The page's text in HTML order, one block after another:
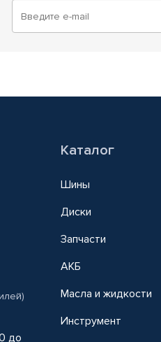
до
Каталог
Шины
Диски
Запчасти
АКБ
Масла и жидкости
Инструмент